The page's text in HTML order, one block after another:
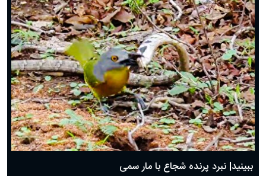
ببینید| نبرد پرنده شجاع با مار سمی